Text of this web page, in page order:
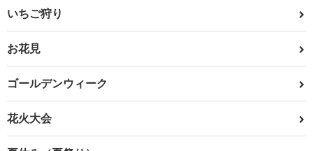
いちご狩り
お花見
ゴールデンウィーク
花火大会